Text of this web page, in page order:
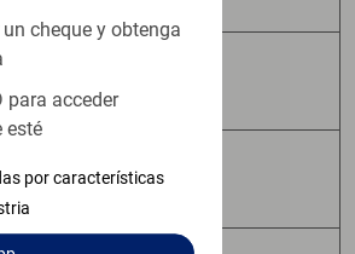
cheque y obtenga
para acceder
esté
por características
Depósitos